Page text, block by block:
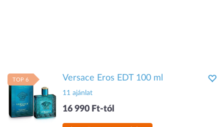
TOP 6 Versace Eros EDT 100 ml
11 ajánlat
16 990 Ft-tól